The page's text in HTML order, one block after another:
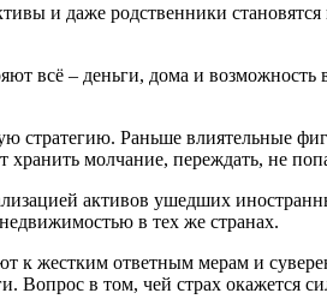
и даже родственники
всё – деньги, дома и
стратегию. Раньше влиятельные
молчание, переждать, не
активов ушедших
в тех же странах.
ответным мерам и
в том, чей страх окажется